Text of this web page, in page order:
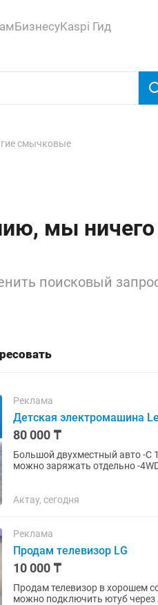
БизнесуKaspi Гид
смычковые
мы
поисковый
Реклама
Детская электромашина
80 000 ₸
Большой двухместный авто -С
можно заряжать отдельно -
Актау, сегодня
Реклама
Продам телевизор LG
10 000 ₸
Продам телевизор в хорошем
можно подключить ютуб через